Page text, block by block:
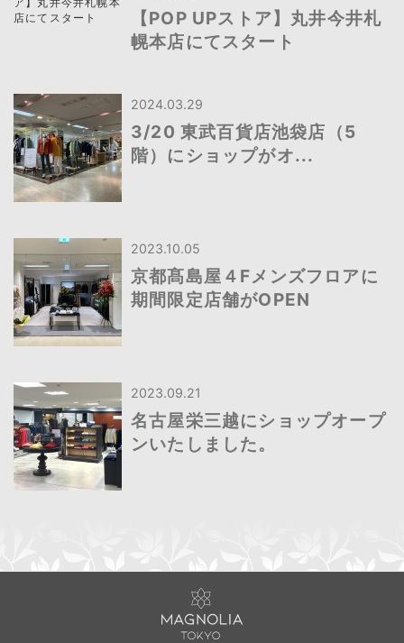
【POP UPストア】丸井今井札
幌本店にてスタート
3/20 東武百貨店池袋店（5
階）にショップがオ...
2024.03.29
京都髙島屋４Fメンズフロアに
期間限定店舗がOPEN
2023.10.05
名古屋栄三越にショップオープ
ンいたしました。
2023.09.21